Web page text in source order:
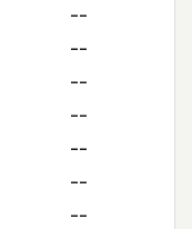
--
--
--
--
--
--
--